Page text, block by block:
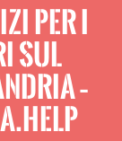
PER I
SUL
–